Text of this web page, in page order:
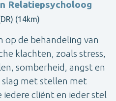
Relatiepsycholoog
(14km)
op de behandeling van
klachten, zoals stress,
somberheid, angst en
slag met stellen met
cliënt en ieder stel